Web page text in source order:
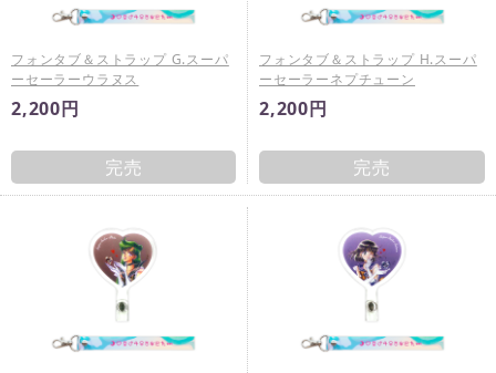
フォンタブ＆ストラップ G.スーパ
ーセーラーウラヌス
2,200円
完売
フォンタブ＆ストラップ H.スーパ
ーセーラーネプチューン
2,200円
完売